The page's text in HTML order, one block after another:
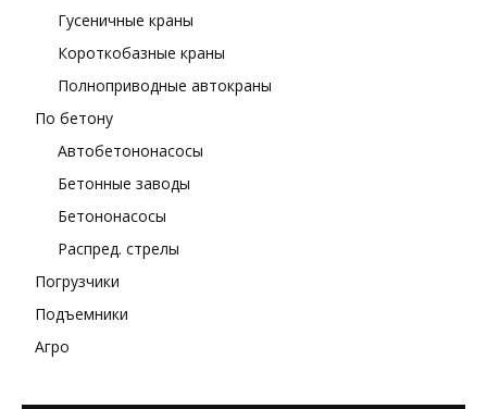
Гусеничные краны
Короткобазные краны
Полноприводные автокраны
По бетону
Автобетононасосы
Бетонные заводы
Бетононасосы
Распред. стрелы
Погрузчики
Подъемники
Агро